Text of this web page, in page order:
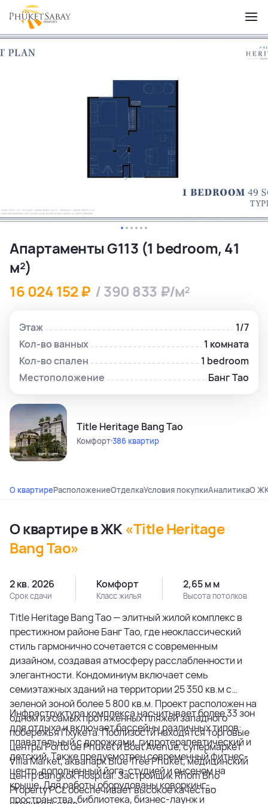
Апартаменты G113 (1 bedroom, 41
м²)
16 024 152 ₽ / 390 833 ₽/м²
Этаж
1/7
Кол-во ванных
1 комната
Кол-во спален
1 bedroom
Местоположение
Банг Тао
Title Heritage Bang Tao
Комфорт386 квартир
О квартиреРасположениеОтделкаУсловия покупкиАналитикаО
О квартире в ЖК «Title Heritage
Bang Tao»
2 кв. 2026
Срок сдачи
Комфорт
Класс жилья
2,65 м м
Высота потолков
Title Heritage Bang Tao — элитный жилой комплекс в
престижном районе Банг Тао, где неоклассический
стиль гармонично сочетается с современным
дизайном, создавая атмосферу расслабленности и
элегантности. Кондоминиум включает семь
семиэтажных зданий на территории 25 350 кв.м с
зеленой зоной более 5 800 кв.м. Проект расположен на
одном из самых протяженных пляжей западного
побережья Пхукета. Поблизости находятся торговые
центры Porto de Phuket и Boat Avenue, супермаркет
Villa Market, аквапарк Blue Tree Phuket, медицинский
центр Bangkok Hospital. Застройщик Rhom Bho
Property PCL обеспечивает высокое качество
Инфраструктура комплекса насчитывает более 33 зон
для отдыха и включает бассейны различных типов:
плавательный с дорожками, гидротерапевтический и
детский. Также предусмотрен современный фитнес-
центр, дополненный йога-студией и онсеном на
крыше. Для работы оборудованы коворкинг-
пространства, библиотека, бизнес-лаунж и